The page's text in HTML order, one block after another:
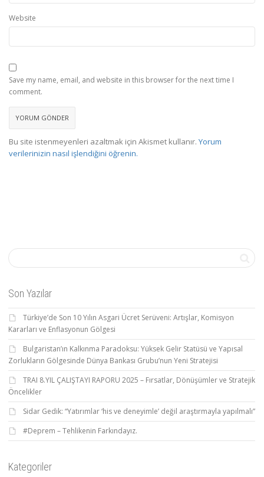
Website
Save my name, email, and website in this browser for the next time I
comment.
Bu site istenmeyenleri azaltmak için Akismet kullanır. Yorum
verilerinizin nasıl işlendiğini öğrenin.
Son Yazılar
Türkiye’de Son 10 Yılın Asgari Ücret Serüveni: Artışlar, Komisyon
Kararları ve Enflasyonun Gölgesi
Bulgaristan’ın Kalkınma Paradoksu: Yüksek Gelir Statüsü ve Yapısal
Zorlukların Gölgesinde Dünya Bankası Grubu’nun Yeni Stratejisi
TRAI 8.YIL ÇALIŞTAYI RAPORU 2025 – Fırsatlar, Dönüşümler ve Stratejik
Öncelikler
Sidar Gedik: “Yatırımlar ‘his ve deneyimle’ değil araştırmayla yapılmalı”
#Deprem – Tehlikenin Farkındayız.
Kategoriler